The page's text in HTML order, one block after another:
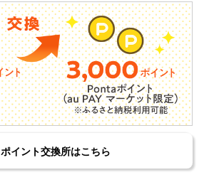
ポイント交換所はこちら